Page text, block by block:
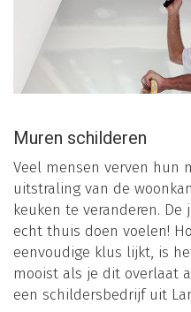
Muren schilderen
Veel mensen verven hun
uitstraling van de
keuken te veranderen.
echt thuis doen voelen!
eenvoudige klus lijkt, is
mooist als je dit overlaat
een schildersbedrijf uit